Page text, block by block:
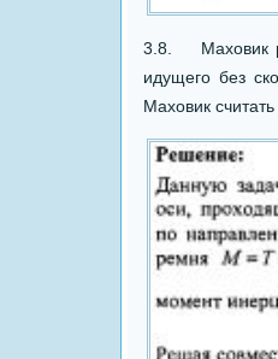
3.8. Маховик
идущего без
Маховик